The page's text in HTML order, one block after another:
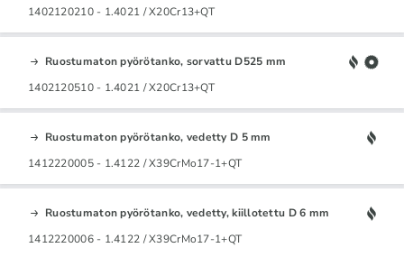
1402120210 - 1.4021 / X20Cr13+QT
Ruostumaton pyörötanko, sorvattu D525 mm
1402120510 - 1.4021 / X20Cr13+QT
Ruostumaton pyörötanko, vedetty D 5 mm
1412220005 - 1.4122 / X39CrMo17-1+QT
Ruostumaton pyörötanko, vedetty, kiillotettu D 6 mm
1412220006 - 1.4122 / X39CrMo17-1+QT